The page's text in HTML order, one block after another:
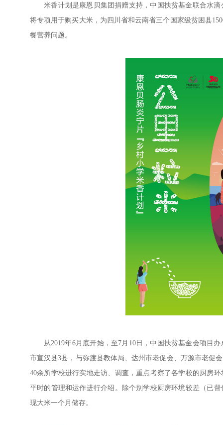
米香计划是康恩贝集团捐赠支持，中国扶贫基金联合水
将专项用于购买大米，为四川省和云南省三个国家级贫困县
餐营养问题。
从2019年6月底开始，至7月10日，中国扶贫基金会项目
市宣汉县3县，与弥渡县教体局、达州市老促会、万源市老促
40余所学校进行实地走访、调查，重点考察了各学校的厨房
平时的管理和运作进行介绍。除个别学校厨房环境较差（已
现大米一个月储存。